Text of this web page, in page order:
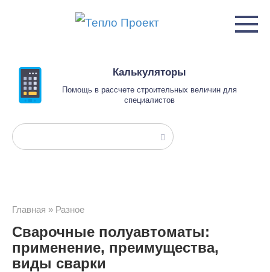
Калькуляторы
Помощь в рассчете строительных величин для
специалистов
Поиск:
Главная » Разное
Сварочные полуавтоматы:
применение, преимущества,
виды сварки